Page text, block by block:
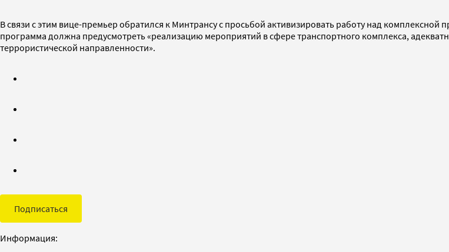
В связи с этим вице-премьер обратился к Минтрансу с просьбой активизировать работу над
программа должна предусмотреть «реализацию мероприятий в сфере транспортного комплекса,
террористической направленности».
Подписаться
Информация: